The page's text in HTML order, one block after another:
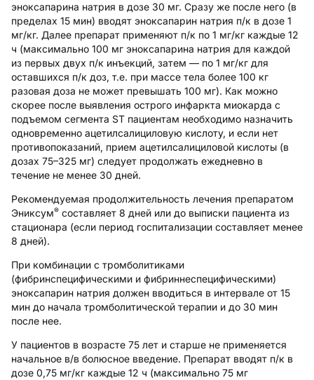
эноксапарина натрия в дозе 30 мг. Сразу же после него (в
пределах 15 мин) вводят эноксапарин натрия п/к в дозе 1
мг/кг. Далее препарат применяют п/к по 1 мг/кг каждые 12
ч (максимально 100 мг эноксапарина натрия для каждой
из первых двух п/к инъекций, затем — по 1 мг/кг для
оставшихся п/к доз, т.е. при массе тела более 100 кг
разовая доза не может превышать 100 мг). Как можно
скорее после выявления острого инфаркта миокарда с
подъемом сегмента SТ пациентам необходимо назначить
одновременно ацетилсалициловую кислоту, и если нет
противопоказаний, прием ацетилсалициловой кислоты (в
дозах 75–325 мг) следует продолжать ежедневно в
течение не менее 30 дней.
Рекомендуемая продолжительность лечения препаратом
Эниксум® составляет 8 дней или до выписки пациента из
стационара (если период госпитализации составляет менее
8 дней).
При комбинации с тромболитиками
(фибринспецифическими и фибриннеспецифическими)
эноксапарин натрия должен вводиться в интервале от 15
мин до начала тромболитической терапии и до 30 мин
после нее.
У пациентов в возрасте 75 лет и старше не применяется
начальное в/в болюсное введение. Препарат вводят п/к в
дозе 0,75 мг/кг каждые 12 ч (максимально 75 мг